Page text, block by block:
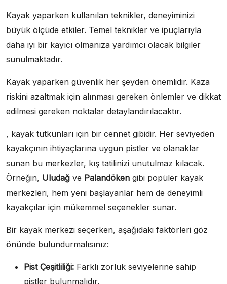
Kayak yaparken kullanılan teknikler, deneyiminizi
büyük ölçüde etkiler. Temel teknikler ve ipuçlarıyla
daha iyi bir kayıcı olmanıza yardımcı olacak bilgiler
sunulmaktadır.
Kayak yaparken güvenlik her şeyden önemlidir. Kaza
riskini azaltmak için alınması gereken önlemler ve dikkat
edilmesi gereken noktalar detaylandırılacaktır.
, kayak tutkunları için bir cennet gibidir. Her seviyeden
kayakçının ihtiyaçlarına uygun pistler ve olanaklar
sunan bu merkezler, kış tatilinizi unutulmaz kılacak.
Örneğin, Uludağ ve Palandöken gibi popüler kayak
merkezleri, hem yeni başlayanlar hem de deneyimli
kayakçılar için mükemmel seçenekler sunar.
Bir kayak merkezi seçerken, aşağıdaki faktörleri göz
önünde bulundurmalısınız:
Pist Çeşitliliği: Farklı zorluk seviyelerine sahip
pistler bulunmalıdır.